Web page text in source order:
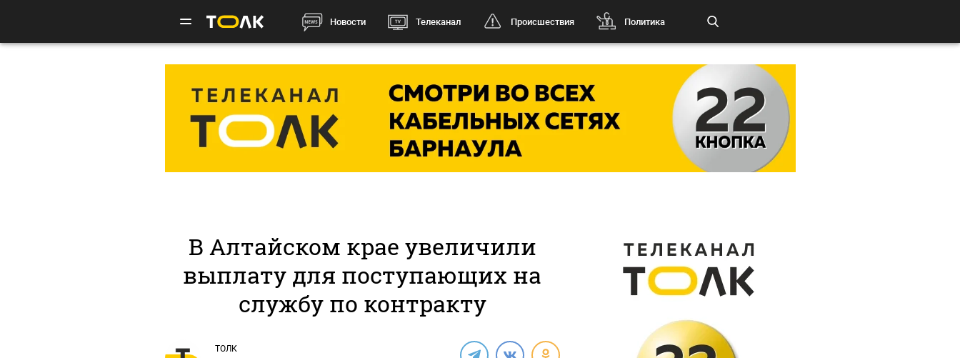
Новости Телеканал Происшествия Политика
В Алтайском крае увеличили
выплату для поступающих на
службу по контракту
ТОЛК